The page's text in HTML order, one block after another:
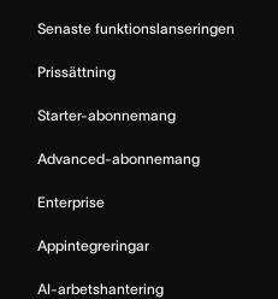
Senaste funktionslanseringen
Prissättning
Starter-abonnemang
Advanced-abonnemang
Enterprise
Appintegreringar
AI-arbetshantering